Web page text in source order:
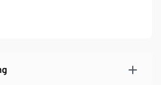
Design – ideal für Küche,